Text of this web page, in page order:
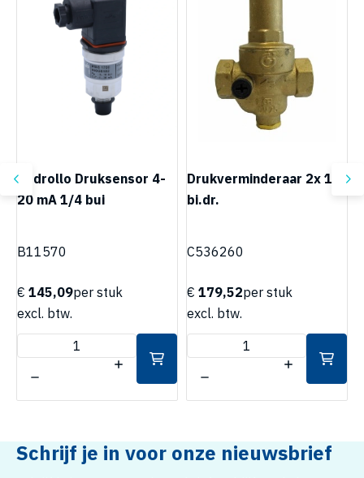
Pedrollo Druksensor 4-
20 mA 1/4 bui
B11570
€ 145,09per stuk
excl. btw.
Drukverminderaar 2x 1"
bi.dr.
C536260
€ 179,52per stuk
excl. btw.
Schrijf je in voor onze nieuwsbrief